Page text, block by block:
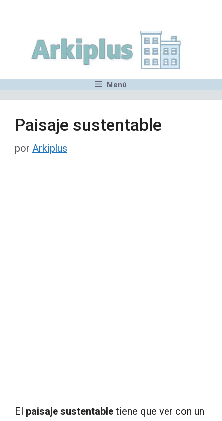
contenido
Menú
Paisaje sustentable
por Arkiplus
El paisaje sustentable tiene que ver con un